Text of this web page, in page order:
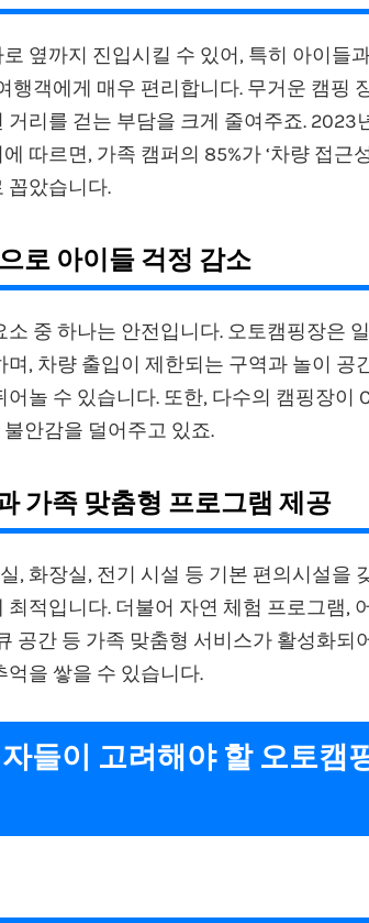
옆까지 진입시킬 수 있어, 특히 아이들
행객에게 매우 편리합니다. 무거운 캠핑
리를 걷는 부담을 크게 줄여주죠. 2023
따르면, 가족 캠퍼의 85%가 ‘차량 접근
꼽았습니다.
로 아이들 걱정 감소
중 하나는 안전입니다. 오토캠핑장은
, 차량 출입이 제한되는 구역과 놀이 공
놀 수 있습니다. 또한, 다수의 캠핑장이
안감을 덜어주고 있죠.
가족 맞춤형 프로그램 제공
, 화장실, 전기 시설 등 기본 편의시설을
적입니다. 더불어 자연 체험 프로그램,
공간 등 가족 맞춤형 서비스가 활성화되
을 쌓을 수 있습니다.
들이 고려해야 할 오토캠